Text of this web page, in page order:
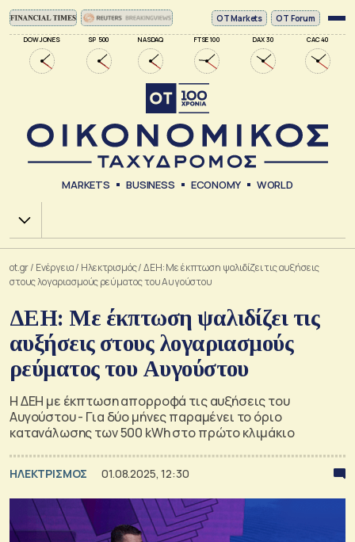
DOW JONES SP 500 NASDAQ FTSE 100 DAX 30 CAC 40
ΟΤ Markets OT Forum
MARKETS BUSINESS ECONOMY WORLD
Χ.Α.
ot.gr/ Ενέργεια/ Ηλεκτρισμός/ΔΕΗ: Με έκπτωση ψαλιδίζει τις αυξήσεις
στους λογαριασμούς ρεύματος του Αυγούστου
ΔΕΗ: Με έκπτωση ψαλιδίζει τις
αυξήσεις στους λογαριασμούς
ρεύματος του Αυγούστου
Η ΔΕΗ με έκπτωση απορροφά τις αυξήσεις του
Αυγούστου - Για δύο μήνες παραμένει το όριο
κατανάλωσης των 500 kWh στο πρώτο κλιμάκιο
ΗΛΕΚΤΡΙΣΜΟΣ 01.08.2025, 12:30